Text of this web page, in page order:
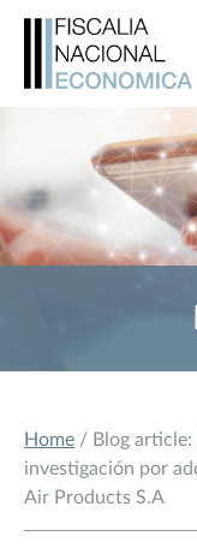
Home / Blog article:
investigación por
Air Products S.A